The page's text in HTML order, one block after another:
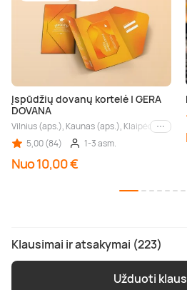
Įspūdžių dovanų kortelė | GERA
DOVANA
Vilnius (aps.), Kaunas (aps.), KlaipėdaKiti
5,00 (84)
1-3 asm.
Nuo 10,00 €
Klausimai ir atsakymai (223)
Užduoti